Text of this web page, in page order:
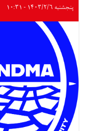
پنجشنبه ۱۴۰۳/۲/۶ - ۱۰:۳۱